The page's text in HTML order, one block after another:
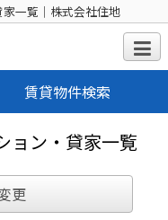
一覧｜株式会社住地
賃貸物件検索
ョン・貸家一覧
更